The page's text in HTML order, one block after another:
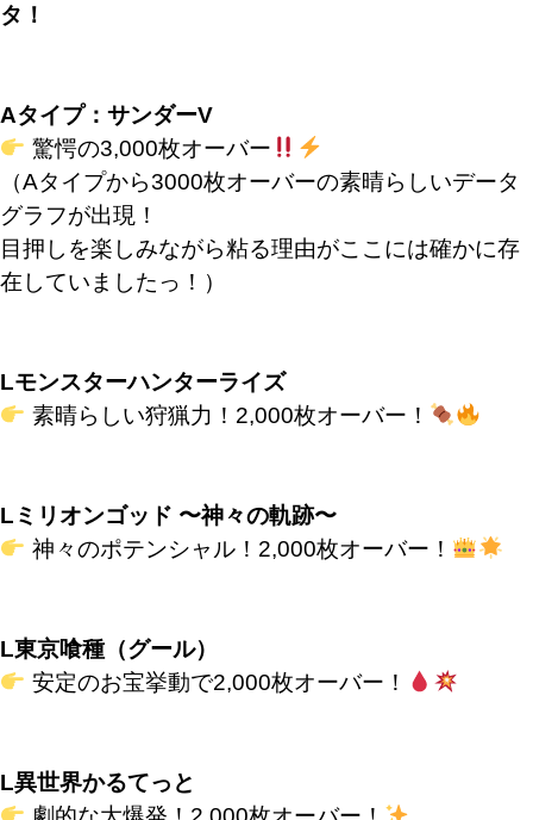
タ！
Aタイプ：サンダーV
驚愕の3,000枚オーバー
（Aタイプから3000枚オーバーの素晴らしいデータ
グラフが出現！
目押しを楽しみながら粘る理由がここには確かに存
在していましたっ！）
Lモンスターハンターライズ
素晴らしい狩猟力！2,000枚オーバー！
Lミリオンゴッド 〜神々の軌跡〜
神々のポテンシャル！2,000枚オーバー！
L東京喰種（グール）
安定のお宝挙動で2,000枚オーバー！
L異世界かるてっと